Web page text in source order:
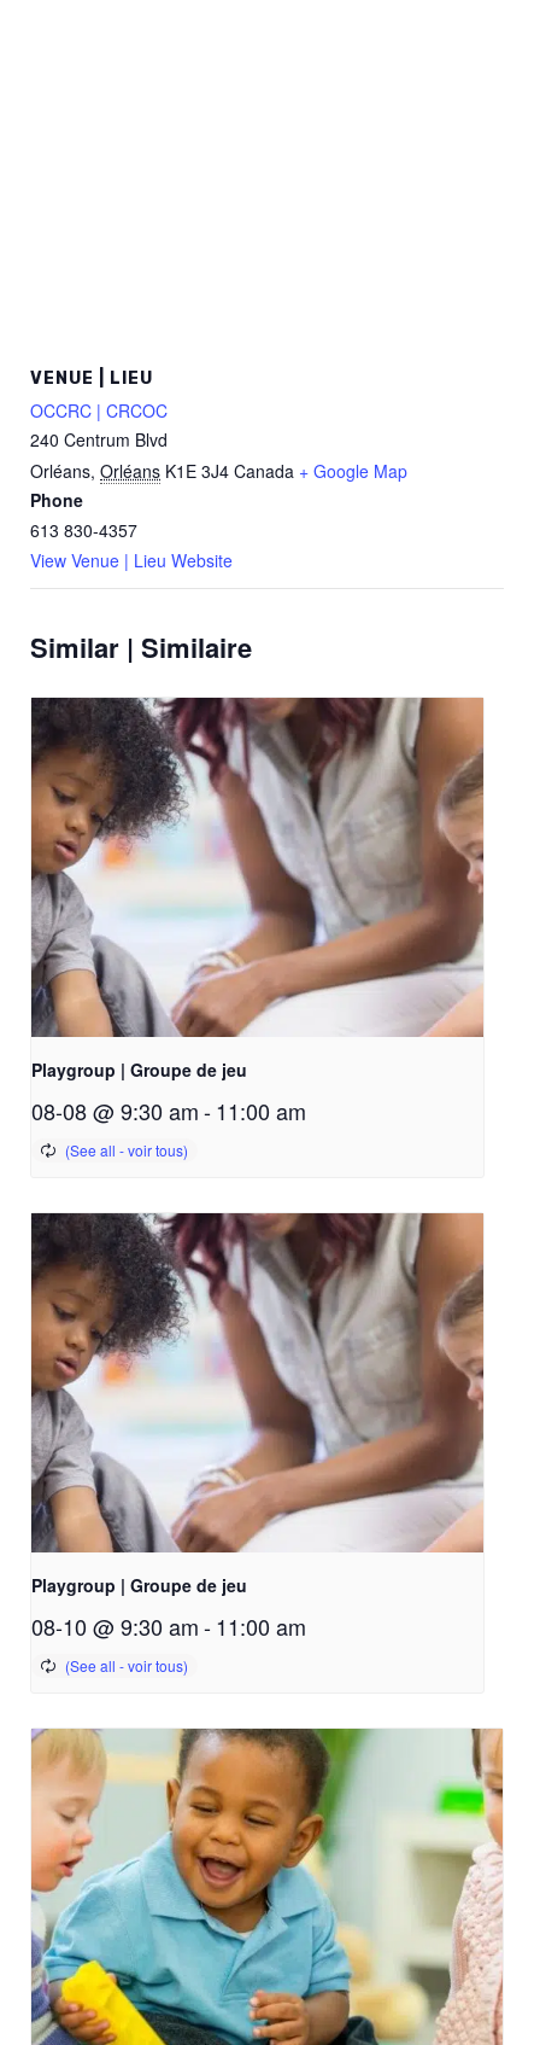
VENUE | LIEU
OCCRC | CRCOC
240 Centrum Blvd
Orléans, Orléans K1E 3J4 Canada + Google Map
Phone
613 830-4357
View Venue | Lieu Website
Similar | Similaire
Playgroup | Groupe de jeu
08-08 @ 9:30 am-11:00 am
Playgroup | Groupe de jeu
08-10 @ 9:30 am-11:00 am